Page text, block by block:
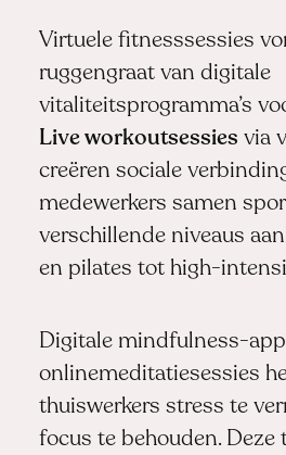
Virtuele fitnesssessies
ruggengraat van digitale
vitaliteitsprogramma’s
Live workoutsessies via
creëren sociale
medewerkers samen
verschillende niveaus
en pilates tot high-
Digitale mindfulness-
onlinemeditatiesessies
thuiswerkers stress te
focus te behouden. Deze